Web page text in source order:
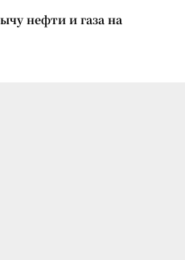
нефти и газа на